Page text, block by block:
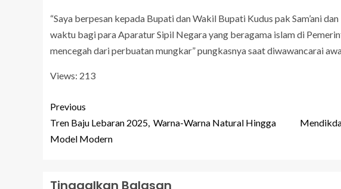
“Saya berpesan kepada Bupati dan Wakil Bupati Kudus pak Sam’ani
waktu bagi para Aparatur Sipil Negara yang beragama islam di
mencegah dari perbuatan mungkar” pungkasnya saat diwawancarai
Views: 213
Previous
Tren Baju Lebaran 2025, Warna-Warna Natural Hingga
Model Modern